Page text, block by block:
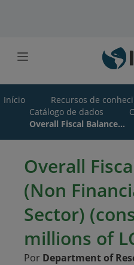
Início Recursos de
Catálogo de dados
Overall Fiscal Balance...
Overall
(Non
Sector)
millions of
Por Department of